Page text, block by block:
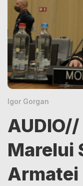
Igor Gorgan
Marelui